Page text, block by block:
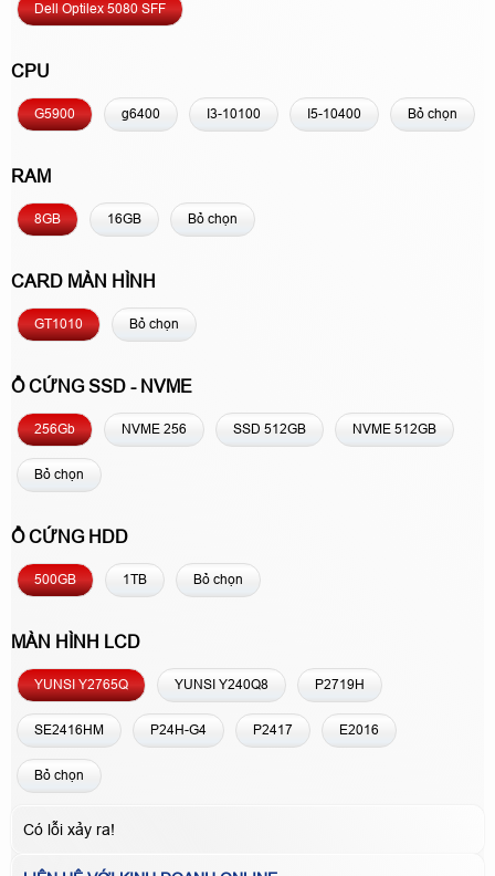
Dell Optilex 5080 SFF
CPU
G5900 g6400 I3-10100 I5-10400 Bỏ chọn
RAM
8GB 16GB Bỏ chọn
CARD MÀN HÌNH
GT1010 Bỏ chọn
Ổ CỨNG SSD - NVME
256Gb NVME 256 SSD 512GB NVME 512GB
Bỏ chọn
Ổ CỨNG HDD
500GB 1TB Bỏ chọn
MÀN HÌNH LCD
YUNSI Y2765Q YUNSI Y240Q8 P2719H
SE2416HM P24H-G4 P2417 E2016
Bỏ chọn
Có lỗi xảy ra!